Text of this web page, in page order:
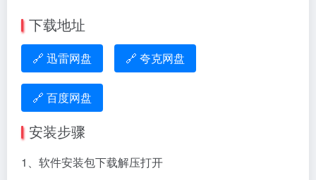
下载地址
🔗 迅雷网盘 🔗 夸克网盘
🔗 百度网盘
安装步骤
1、软件安装包下载解压打开